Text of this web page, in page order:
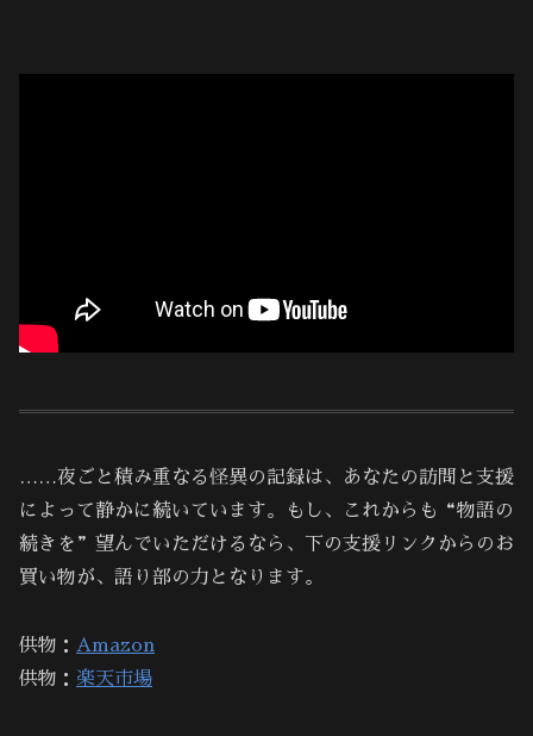
……夜ごと積み重なる怪異の記録は、あなたの訪問と支援
によって静かに続いています。もし、これからも“物語の
続きを”望んでいただけるなら、下の支援リンクからのお
買い物が、語り部の力となります。
供物： Amazon
供物： 楽天市場